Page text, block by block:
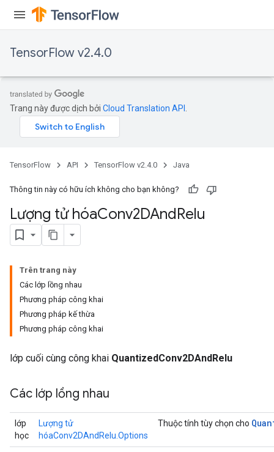
TensorFlow v2.4.0
Trang này được dịch bởi Cloud Translation API
TensorFlow API TensorFlow v2.4.0 Java
Thông tin này có hữu ích không cho bạn không?
Lượng tử hóaConv2DAndRelu
Trên trang này
Các lớp lồng nhau
Phương pháp công khai
Phương pháp kế thừa
Phương pháp công khai
lớp cuối cùng công khai QuantizedConv2DAndRelu
Các lớp lồng nhau
lớp
học
Lượng tử
hóaConv2DAndRelu.Options
Thuộc tính tùy chọn cho